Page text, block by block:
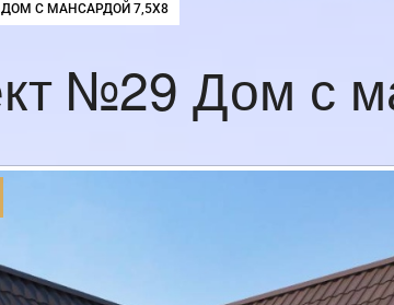
CURRENT:
ДОМ С МАНСАРДОЙ 7,5Х8
№29 Дом с